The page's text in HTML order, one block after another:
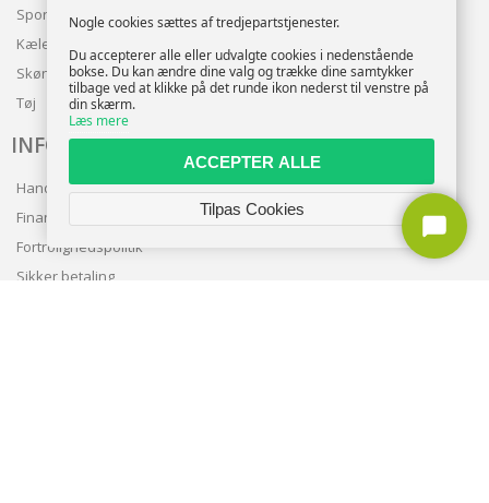
Sport
Kæledyr
Skønhed
Tøj
INFO
Handelsbetingelser
Finansering
Fortrolighedspolitik
Sikker betaling
Nogle cookies sættes af tredjepartstjenester.
Du accepterer alle eller udvalgte cookies i nedenstående
bokse. Du kan ændre dine valg og trække dine samtykker
tilbage ved at klikke på det runde ikon nederst til venstre på
din skærm.
Læs mere
ACCEPTER ALLE
Tilpas Cookies